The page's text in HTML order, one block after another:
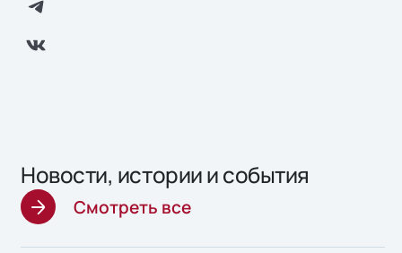
Новости, истории и события
Смотреть все